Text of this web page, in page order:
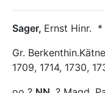
Sager, Ernst Hinr. *
Gr.
1709, 1714, 1730,